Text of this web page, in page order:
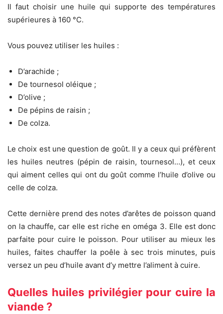
Il faut choisir une huile qui supporte des températures
supérieures à 160 °C.
Vous pouvez utiliser les huiles :
D’arachide ;
De tournesol oléique ;
D’olive ;
De pépins de raisin ;
De colza.
Le choix est une question de goût. Il y a ceux qui préfèrent
les huiles neutres (pépin de raisin, tournesol…), et ceux
qui aiment celles qui ont du goût comme l’huile d’olive ou
celle de colza.
Cette dernière prend des notes d’arêtes de poisson quand
on la chauffe, car elle est riche en oméga 3. Elle est donc
parfaite pour cuire le poisson. Pour utiliser au mieux les
huiles, faites chauffer la poêle à sec trois minutes, puis
versez un peu d’huile avant d’y mettre l’aliment à cuire.
Quelles huiles privilégier pour cuire la
viande ?